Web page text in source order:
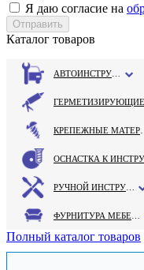
Я даю согласие на
Каталог товаров
Полный каталог товаров